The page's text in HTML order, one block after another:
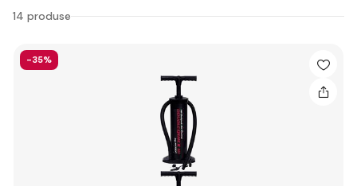
14 produse
-35%